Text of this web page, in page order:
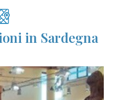
in Sardegna